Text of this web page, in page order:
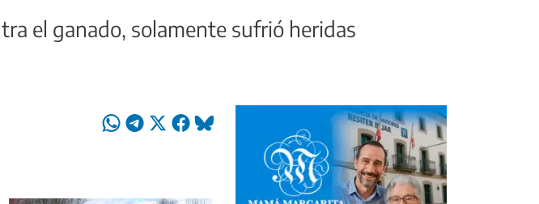
el ganado, solamente sufrió heridas